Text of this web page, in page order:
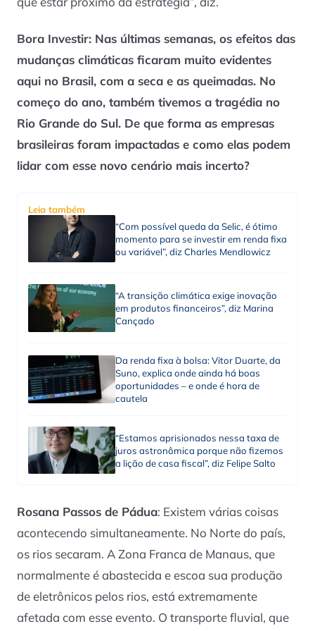
Bora Investir: Nas últimas semanas, os efeitos das
mudanças climáticas ficaram muito evidentes
aqui no Brasil, com a seca e as queimadas. No
começo do ano, também tivemos a tragédia no
Rio Grande do Sul. De que forma as empresas
brasileiras foram impactadas e como elas podem
lidar com esse novo cenário mais incerto?
Leia também
“Com possível queda da Selic, é ótimo
momento para se investir em renda fixa
ou variável”, diz Charles Mendlowicz
“A transição climática exige inovação
em produtos financeiros”, diz Marina
Cançado
Da renda fixa à bolsa: Vitor Duarte, da
Suno, explica onde ainda há boas
oportunidades – e onde é hora de
cautela
“Estamos aprisionados nessa taxa de
juros astronômica porque não fizemos
a lição de casa fiscal”, diz Felipe Salto
Rosana Passos de Pádua: Existem várias coisas
acontecendo simultaneamente. No Norte do país,
os rios secaram. A Zona Franca de Manaus, que
normalmente é abastecida e escoa sua produção
de eletrônicos pelos rios, está extremamente
afetada com esse evento. O transporte fluvial, que